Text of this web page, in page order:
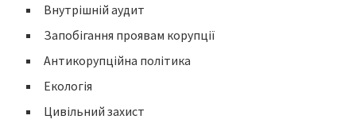
Внутрішній аудит
Запобігання проявам корупції
Антикорупційна політика
Екологія
Цивільний захист